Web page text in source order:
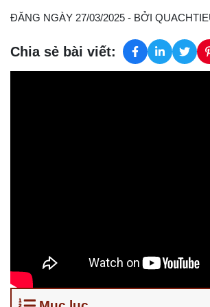
ĐĂNG NGÀY 27/03/2025 - BỞI
Chia sẻ bài viết: